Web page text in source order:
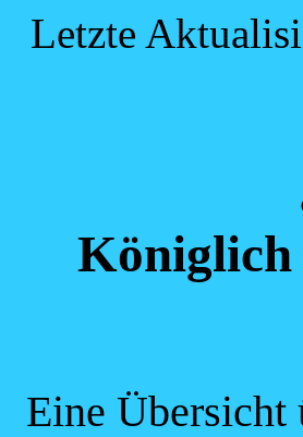
Letzte
Königlich
Eine Übersicht